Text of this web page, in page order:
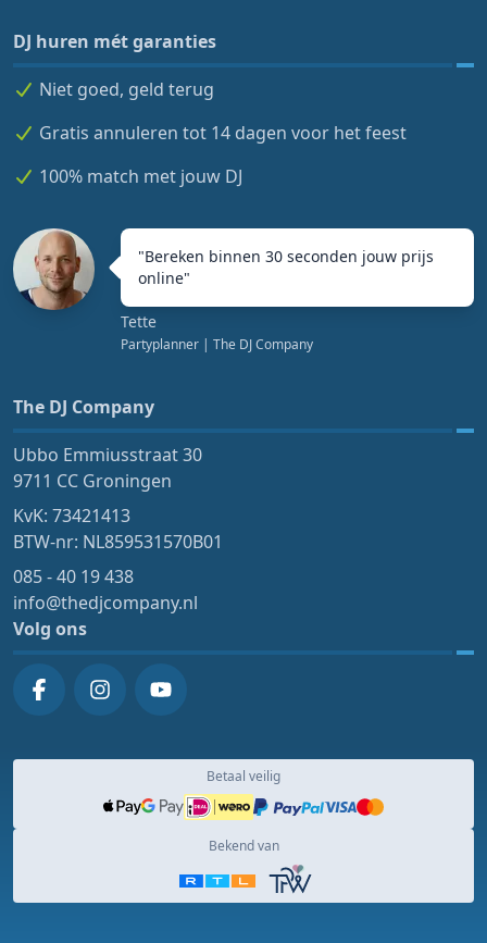
DJ huren mét garanties
Niet goed, geld terug
Gratis annuleren tot 14 dagen voor het feest
100% match met jouw DJ
"Bereken binnen 30 seconden jouw prijs
online"
Tette
Partyplanner | The DJ Company
The DJ Company
Ubbo Emmiusstraat 30
9711 CC Groningen
KvK: 73421413
BTW-nr: NL859531570B01
085 - 40 19 438
info@thedjcompany.nl
Volg ons
Betaal veilig
Bekend van